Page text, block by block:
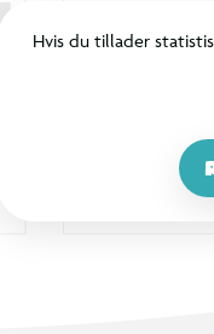
Hvis du tillader